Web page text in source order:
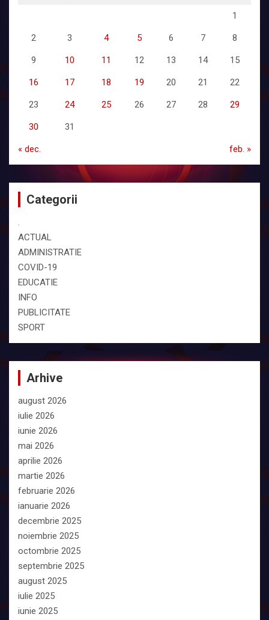
1
2 3 4 5 6 7 8
9 10 11 12 13 14 15
16 17 18 19 20 21 22
23 24 25 26 27 28 29
30 31
« dec. feb. »
Categorii
.
ACTUAL
ADMINISTRATIE
COVID-19
EDUCATIE
INFO
PUBLICITATE
SPORT
Arhive
august 2026
iulie 2026
iunie 2026
mai 2026
aprilie 2026
martie 2026
februarie 2026
ianuarie 2026
decembrie 2025
noiembrie 2025
octombrie 2025
septembrie 2025
august 2025
iulie 2025
iunie 2025